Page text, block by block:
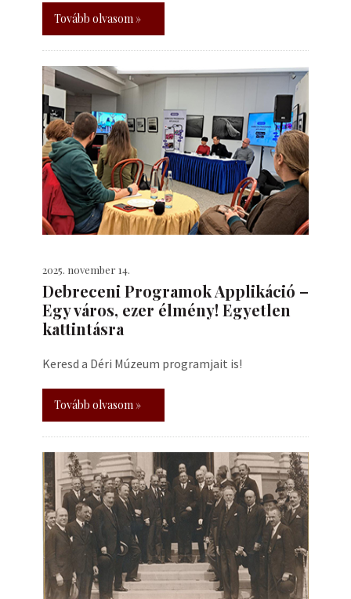
Tovább olvasom »
2025. november 14.
Debreceni Programok Applikáció –
Egy város, ezer élmény! Egyetlen
kattintásra
Keresd a Déri Múzeum programjait is!
Tovább olvasom »